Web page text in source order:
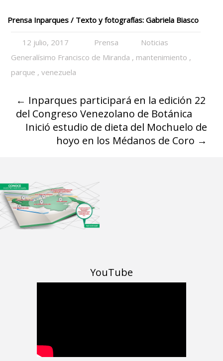
Prensa Inparques / Texto y fotografías: Gabriela Biasco
12 julio, 2017 Prensa
Noticias
Generalísimo Francisco de Miranda , mantenimiento ,
parque ,venezuela
← Inparques participará en la edición 22
del Congreso Venezolano de Botánica
Inició estudio de dieta del Mochuelo de
hoyo en los Médanos de Coro →
YouTube